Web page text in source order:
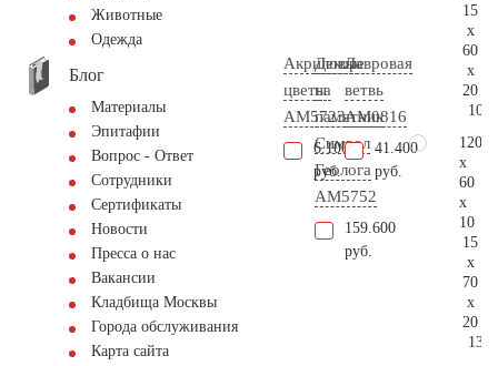
Животные
Одежда
Блог
Материалы
Эпитафии
Вопрос - Ответ
Сотрудники
Сертификаты
Новости
Пресса о нас
Вакансии
Кладбища Москвы
Города обслуживания
Карта сайта
Акриловые
цветы
AM5723
6.100
руб.
Декор
на
памятник
Символ
Геолога
AM5752
159.600
руб.
Лавровая
ветвь
AM0816
41.400
руб.
15
x
60
x
20
120
x
60
x
10
15
x
70
x
20